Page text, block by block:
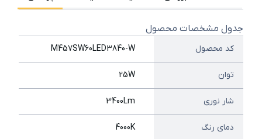
جدول مشخصات محصول
کد محصول M457SW60LED3840-W
توان 25W
شار نوری 3400Lm
دمای رنگ 4000K